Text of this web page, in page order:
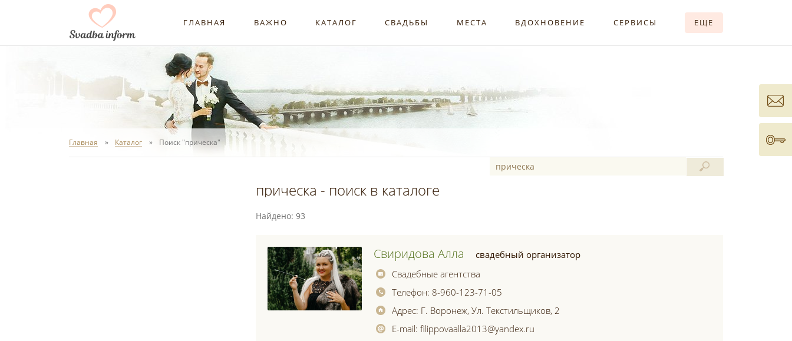
ГЛАВНАЯ ВАЖНО КАТАЛОГ СВАДЬБЫ МЕСТА ВДОХНОВЕНИЕ СЕРВИСЫ ЕЩЕ
Главная Каталог Поиск "прическа"
прическа - поиск в каталоге
Найдено: 93
Свиридова Алла
свадебный организатор
Свадебные агентства
Телефон: 8-960-123-71-05
Адрес: Г. Воронеж, Ул. Текстильщиков, 2
E-mail:filippovaalla2013@yandex.ru